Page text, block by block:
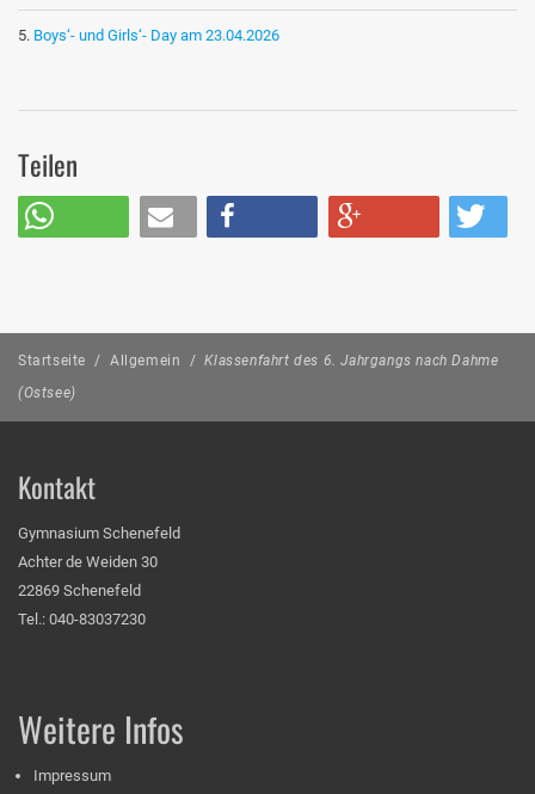
Boys‘- und Girls‘- Day am 23.04.2026
Teilen
Startseite / Allgemein /Klassenfahrt des 6. Jahrgangs nach Dahme
(Ostsee)
Kontakt
Gymnasium Schenefeld
Achter de Weiden 30
22869 Schenefeld
Tel.: 040-83037230
Weitere Infos
Impressum